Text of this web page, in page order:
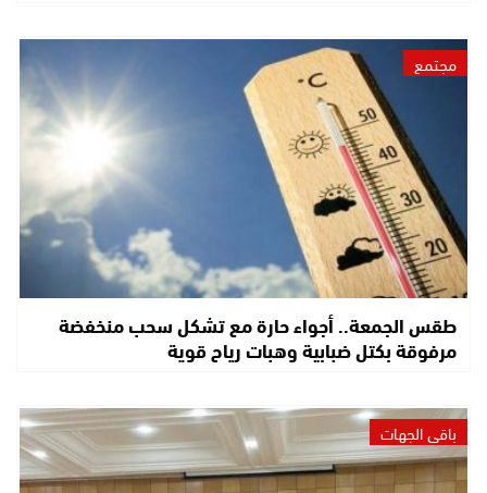
مجتمع
طقس الجمعة.. أجواء حارة مع تشكل سحب منخفضة
مرفوقة بكتل ضبابية وهبات رياح قوية
باقي الجهات